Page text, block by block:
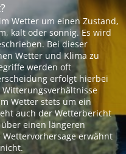
Wetter um einen Zustand,
kalt oder sonnig. Es wird
Bei dieser
Wetter und Klima zu
werden oft
erfolgt hierbei
Wetter stets um ein
auch der Wetterbericht
einen längeren
erwähnt